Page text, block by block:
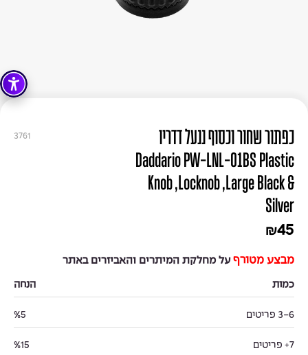
3761
כפתור שחור וכסוף ננעל דדריו
Daddario PW-LNL-01BS Plastic
Knob ,Locknob ,Large Black &
Silver
₪45
מבצע מטורף על מחלקת המיתרים והאביזרים באתר
כמות הנחה
3-6 פריטים %5
7+ פריטים %15